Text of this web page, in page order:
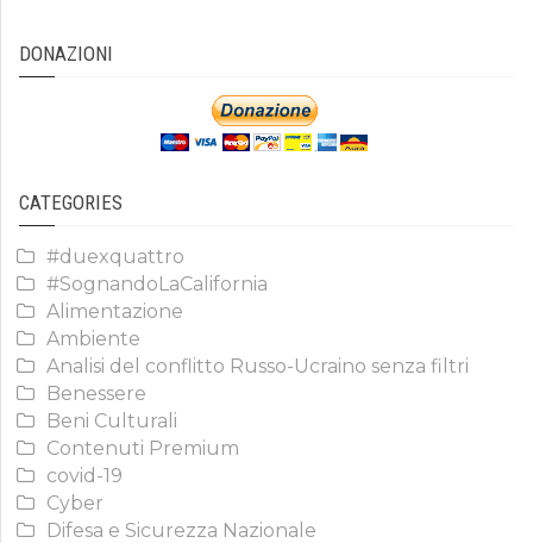
DONAZIONI
CATEGORIES
#duexquattro
#SognandoLaCalifornia
Alimentazione
Ambiente
Analisi del conflitto Russo-Ucraino senza filtri
Benessere
Beni Culturali
Contenuti Premium
covid-19
Cyber
Difesa e Sicurezza Nazionale